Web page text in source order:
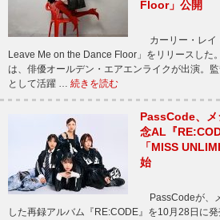
Floor」公開
カーリー・レイ
Leave Me on the Dance Floor」をリリースし
は、俳優オールデン・エアエンライクが出演。
として活躍 … 続きを読む
PassCode、メ
念AL『
「MISS
始
PassCodeが、
した再録アルバム『RE:CODE』を10月28日に